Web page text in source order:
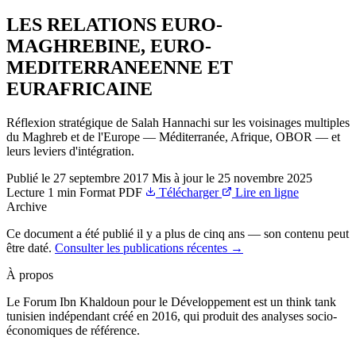
LES RELATIONS EURO-
MAGHREBINE, EURO-
MEDITERRANEENNE ET
EURAFRICAINE
Réflexion stratégique de Salah Hannachi sur les voisinages multiples
du Maghreb et de l'Europe — Méditerranée, Afrique, OBOR — et
leurs leviers d'intégration.
Publié le 27 septembre 2017 Mis à jour le 25 novembre 2025
Lecture 1 min Format PDF Télécharger
Lire en ligne
Archive
Ce document a été publié il y a plus de cinq ans — son contenu peut
être daté. Consulter les publications récentes →
À propos
Le Forum Ibn Khaldoun pour le Développement est un think tank
tunisien indépendant créé en 2016, qui produit des analyses socio-
économiques de référence.